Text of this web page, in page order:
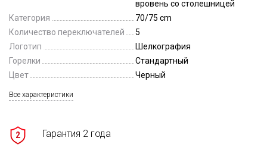
вровень со столешницей
Категория
70/75 cm
Количество переключателей
5
Логотип
Шелкография
Горелки
Стандартный
Цвет
Черный
Все характеристики
2
Гарантия 2 года